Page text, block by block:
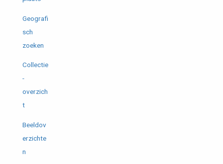
Geografi
sch
zoeken
Collectie
-
overzich
t
Beeldov
erzichte
n